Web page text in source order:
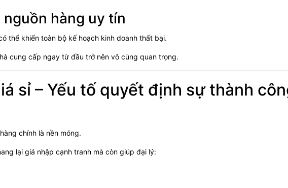
hàng uy tín
thể khiến toàn bộ kế hoạch kinh doanh thất bại.
cung cấp ngay từ đầu trở nên vô cùng quan trọng.
sỉ – Yếu tố quyết định sự thành
chính là nền móng.
lại giá nhập cạnh tranh mà còn giúp đại lý: